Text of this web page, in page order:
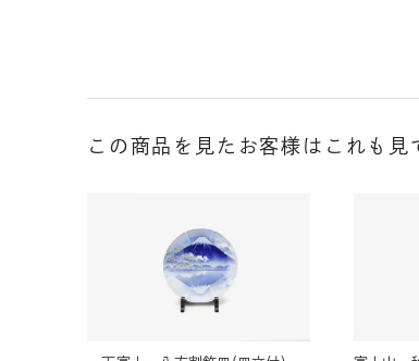
この商品を見たお客様はこれも見